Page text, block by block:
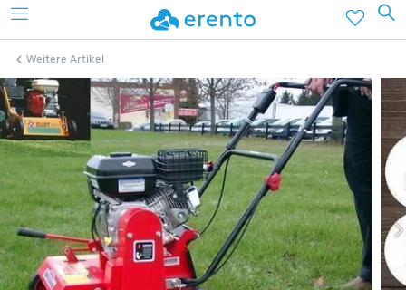
Weitere Artikel